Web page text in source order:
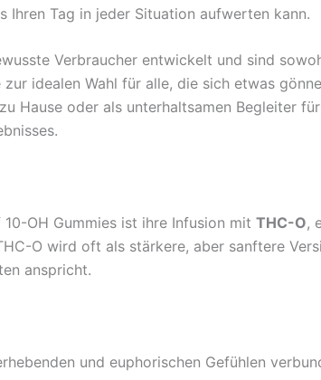
Ihren Tag in jeder Situation aufwerten kann.
Verbraucher entwickelt und sind
idealen Wahl für alle, die sich etwas
Hause oder als unterhaltsamen Begleiter
OH Gummies ist ihre Infusion mit THC-O,
O wird oft als stärkere, aber sanftere
anspricht.
und euphorischen Gefühlen